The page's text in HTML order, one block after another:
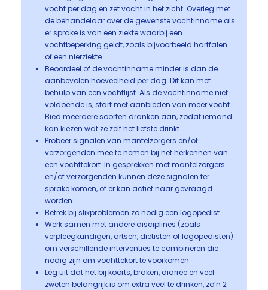
vocht per dag en zet vocht in het zicht. Overleg met
de behandelaar over de gewenste vochtinname als
er sprake is van een ziekte waarbij een
vochtbeperking geldt, zoals bijvoorbeeld hartfalen
of een nierziekte.
Beoordeel of de vochtinname minder is dan de
aanbevolen hoeveelheid per dag. Dit kan met
behulp van een vochtlijst. Als de vochtinname niet
voldoende is, start met aanbieden van meer vocht.
Bied meerdere soorten dranken aan, zodat iemand
kan kiezen wat ze zelf het liefste drinkt.
Probeer signalen van mantelzorgers en/of
verzorgenden mee te nemen bij het herkennen van
een vochttekort. In gesprekken met mantelzorgers
en/of verzorgenden kunnen deze signalen ter
sprake komen, of er kan actief naar gevraagd
worden.
Betrek bij slikproblemen zo nodig een logopedist.
Werk samen met andere disciplines (zoals
verpleegkundigen, artsen, diëtisten of logopedisten)
om verschillende interventies te combineren die
nodig zijn om vochttekort te voorkomen.
Leg uit dat het bij koorts, braken, diarree en veel
zweten belangrijk is om extra veel te drinken, zo’n 2